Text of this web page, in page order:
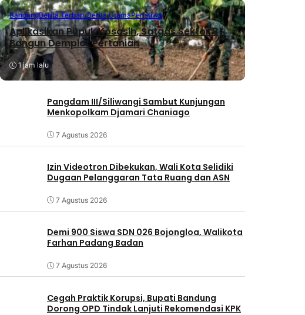
BandungBerita TerbaruBerita UtamaPeristiwa
Aplikasikan Pupuk Kosasih, Satgas Sektor 8
Bangun Demplot Pertanian
1 jam lalu
Pangdam III/Siliwangi Sambut Kunjungan
Menkopolkam Djamari Chaniago
7 Agustus 2026
Izin Videotron Dibekukan, Wali Kota Selidiki
Dugaan Pelanggaran Tata Ruang dan ASN
7 Agustus 2026
Demi 900 Siswa SDN 026 Bojongloa, Walikota
Farhan Padang Badan
7 Agustus 2026
Cegah Praktik Korupsi, Bupati Bandung
Dorong OPD Tindak Lanjuti Rekomendasi KPK